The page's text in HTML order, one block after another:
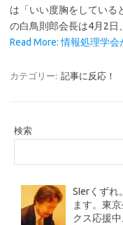
は「いい度胸をしてい
の白鳥則郎会長は4月2
Read More: 情報処理学
カテゴリー: 記事に反応！
検索
SIerくずれ
ます。東
クス応援